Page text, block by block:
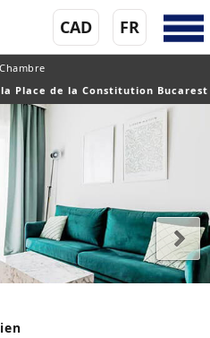
FR
CAD
Place de la Constitution Bucarest